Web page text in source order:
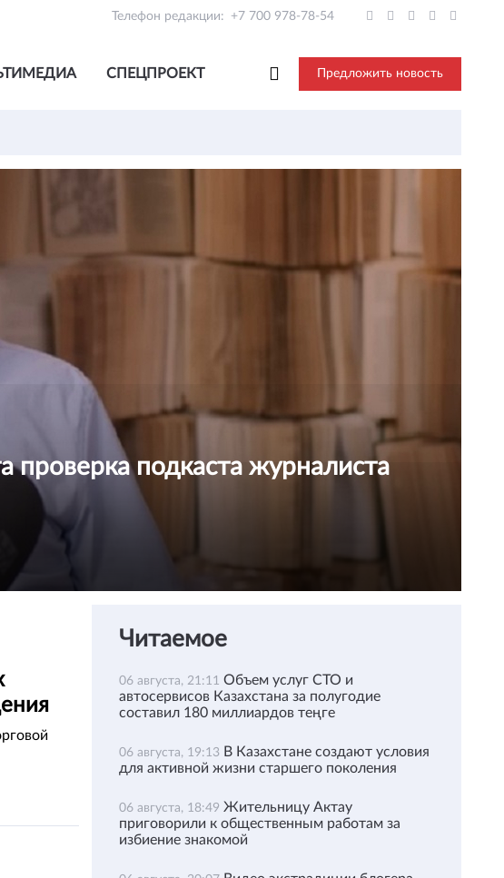
Телефон редакции: +7 700 978-78-54
СПЕЦПРОЕКТ Предложить новость
подкаста журналиста
Читаемое
06 августа, 21:11 Объем услуг СТО и
автосервисов Казахстана за полугодие
составил 180 миллиардов теңге
06 августа, 19:13 В Казахстане создают условия
для активной жизни старшего поколения
06 августа, 18:49 Жительницу Актау
приговорили к общественным работам за
избиение знакомой